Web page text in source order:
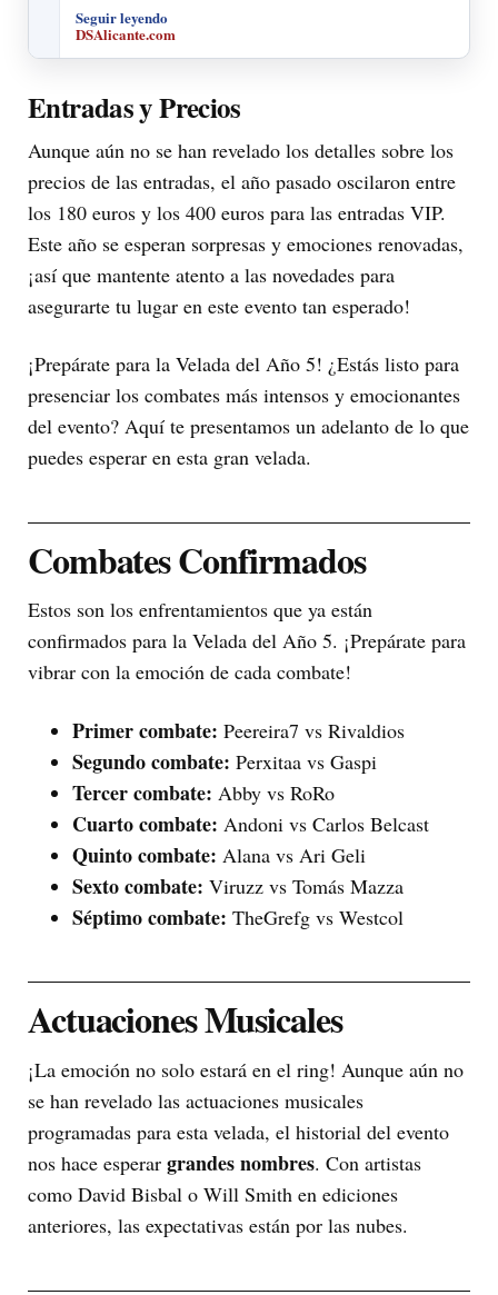
Seguir leyendo
DSAlicante.com
Entradas y Precios
Aunque aún no se han revelado los detalles sobre los
precios de las entradas, el año pasado oscilaron entre
los 180 euros y los 400 euros para las entradas VIP.
Este año se esperan sorpresas y emociones renovadas,
¡así que mantente atento a las novedades para
asegurarte tu lugar en este evento tan esperado!
¡Prepárate para la Velada del Año 5! ¿Estás listo para
presenciar los combates más intensos y emocionantes
del evento? Aquí te presentamos un adelanto de lo que
puedes esperar en esta gran velada.
Combates Confirmados
Estos son los enfrentamientos que ya están
confirmados para la Velada del Año 5. ¡Prepárate para
vibrar con la emoción de cada combate!
Primer combate: Peereira7 vs Rivaldios
Segundo combate: Perxitaa vs Gaspi
Tercer combate: Abby vs RoRo
Cuarto combate: Andoni vs Carlos Belcast
Quinto combate: Alana vs Ari Geli
Sexto combate: Viruzz vs Tomás Mazza
Séptimo combate: TheGrefg vs Westcol
Actuaciones Musicales
¡La emoción no solo estará en el ring! Aunque aún no
se han revelado las actuaciones musicales
programadas para esta velada, el historial del evento
nos hace esperar grandes nombres. Con artistas
como David Bisbal o Will Smith en ediciones
anteriores, las expectativas están por las nubes.